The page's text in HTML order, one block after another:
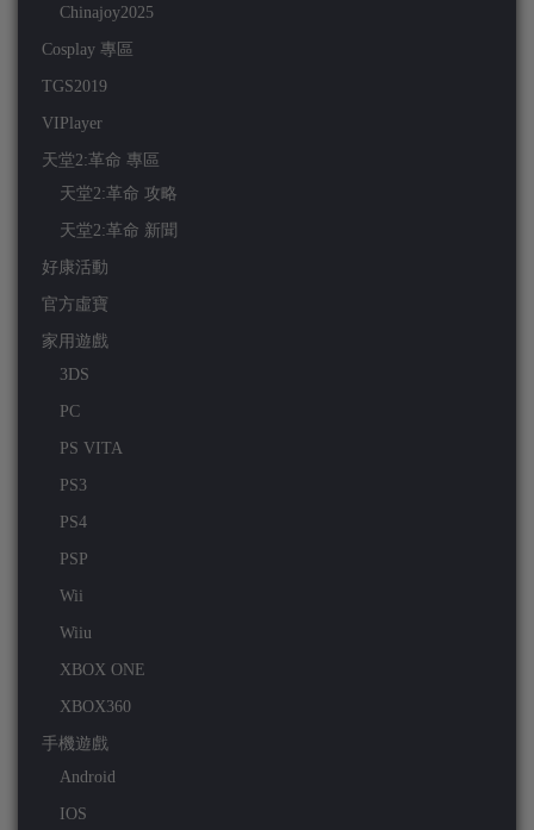
Chinajoy2025
Cosplay 專區
TGS2019
VIPlayer
天堂2:革命 專區
天堂2:革命 攻略
天堂2:革命 新聞
好康活動
官方虛寶
家用遊戲
3DS
PC
PS VITA
PS3
PS4
PSP
Wii
Wiiu
XBOX ONE
XBOX360
手機遊戲
Android
IOS